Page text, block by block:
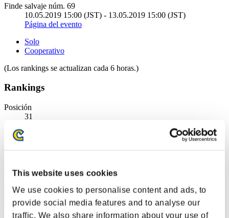
This website uses cookies
We use cookies to personalise content and ads, to
provide social media features and to analyse our
traffic. We also share information about your use of
Finde salvaje núm. 69
10.05.2019 15:00 (JST) - 13.05.2019 15:00 (JST)
Página del evento
Solo
Cooperativo
(Los rankings se actualizan cada 6 horas.)
Rankings
Posición
31